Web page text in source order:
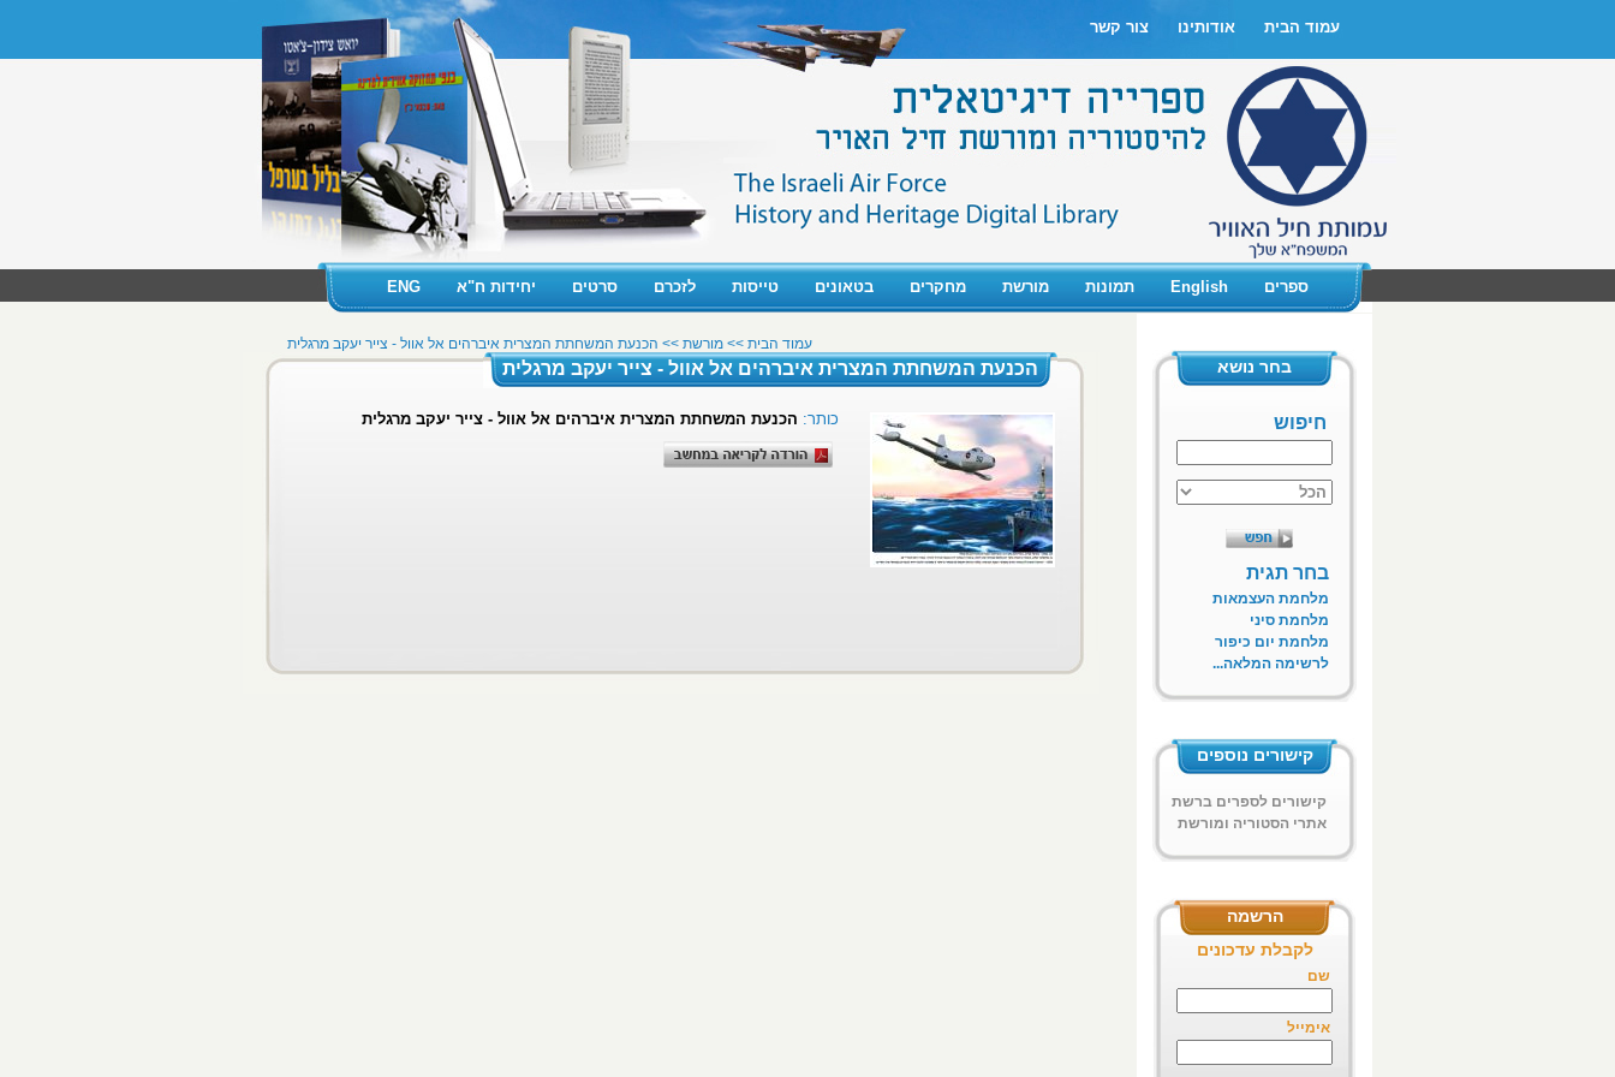
עמוד הבית אודותינו צור קשר
ספרים English תמונות מורשת מחקרים בטאונים טייסות לזכרם סרטים יחידות ח"א ENG
בחר נושא
חיפוש
בחר תגית
מלחמת העצמאות
מלחמת סיני
מלחמת יום כיפור
לרשימה המלאה...
קישורים נוספים
קישורים לספרים ברשת
אתרי הסטוריה ומורשת
הרשמה
לקבלת עדכונים
שם
אימייל
עמוד הבית >> מורשת >> הכנעת המשחתת המצרית איברהים אל אוול - צייר יעקב מרגלית
הכנעת המשחתת המצרית איברהים אל אוול - צייר יעקב מרגלית
כותר: הכנעת המשחתת המצרית איברהים אל אוול - צייר יעקב מרגלית